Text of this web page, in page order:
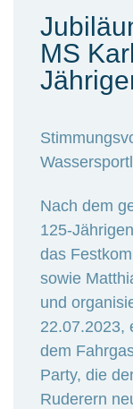
MS
Nach dem
125-
das
sowie
und
22.07.2023,
dem
Party, die
Ruderern